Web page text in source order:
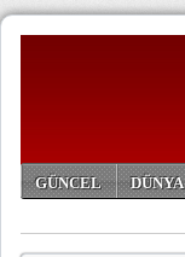
GÜNCEL DÜNYA